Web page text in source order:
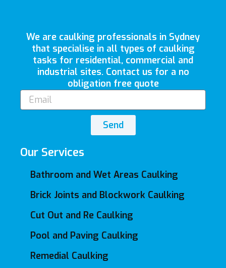
We are caulking professionals in Sydney
that specialise in all types of caulking
tasks for residential, commercial and
industrial sites. Contact us for a no
obligation free quote
Email
Send
Our Services
Bathroom and Wet Areas Caulking
Brick Joints and Blockwork Caulking
Cut Out and Re Caulking
Pool and Paving Caulking
Remedial Caulking